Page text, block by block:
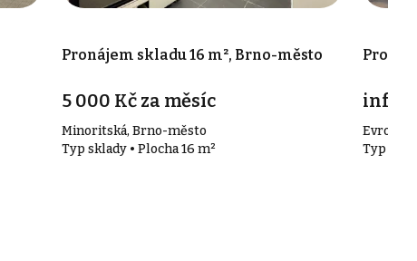
Pronájem skladu 16 m², Brno-město
5 000 Kč za měsíc
Minoritská, Brno-město
Typ sklady • Plocha 16 m²
info v
Typ